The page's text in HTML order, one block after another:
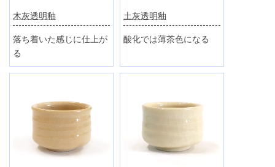
木灰透明釉
落ち着いた感じに仕上が
る
土灰透明釉
酸化では薄茶色になる